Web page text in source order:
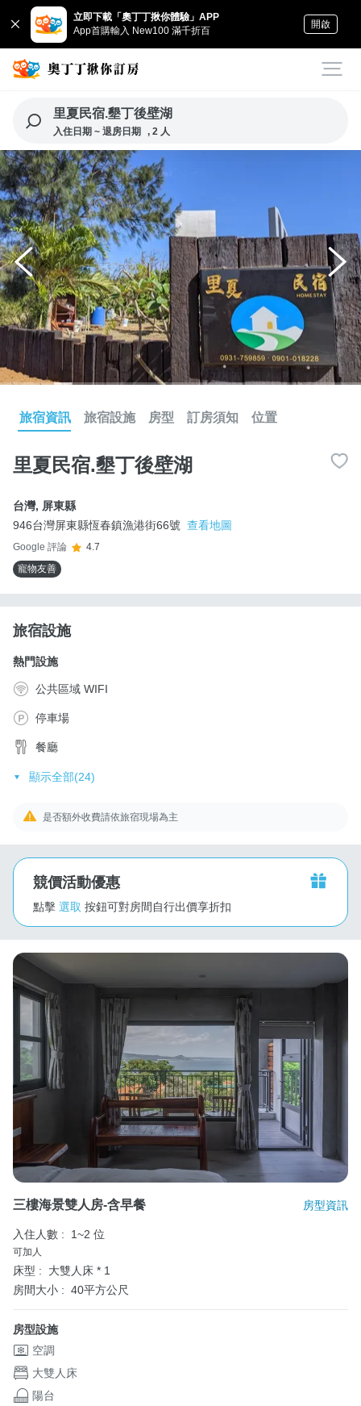
立即下載「奧丁丁揪你體驗」APP
App首購輸入 New100 滿千折百
開啟
里夏民宿.墾丁後壁湖
入住日期 ~ 退房日期 , 2 人
旅宿資訊 旅宿設施 房型 訂房須知 位置
里夏民宿.墾丁後壁湖
台灣, 屏東縣
946台灣屏東縣恆春鎮漁港街66號 查看地圖
Google 評論
4.7
寵物友善
旅宿設施
熱門設施
公共區域 WIFI
停車場
餐廳
顯示全部(24)
是否額外收費請依旅宿現場為主
競價活動優惠
點擊 選取 按鈕可對房間自行出價享折扣
三樓海景雙人房-含早餐 房型資訊
入住人數 : 1~2 位
可加人
床型 :
大雙人床 * 1
房間大小 : 40平方公尺
房型設施
空調
大雙人床
陽台